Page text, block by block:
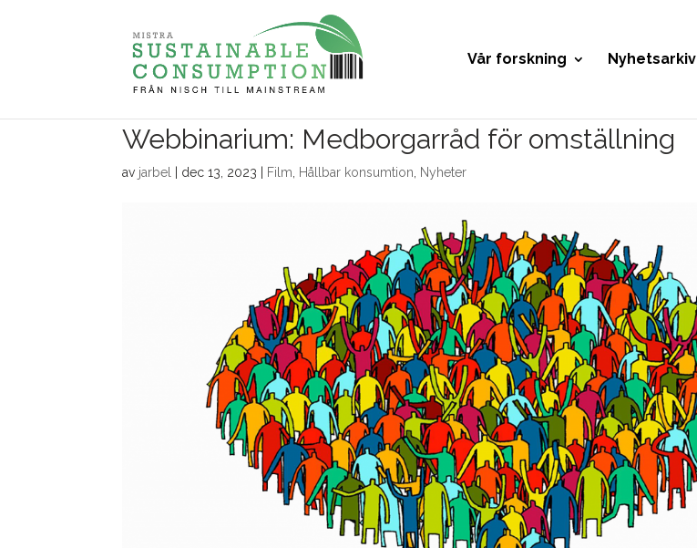
Vår forskning Nyhetsarkiv
Webbinarium: Medborgarråd för omställning
av jarbel dec 13, 2023 Film Hållbar konsumtion Nyheter